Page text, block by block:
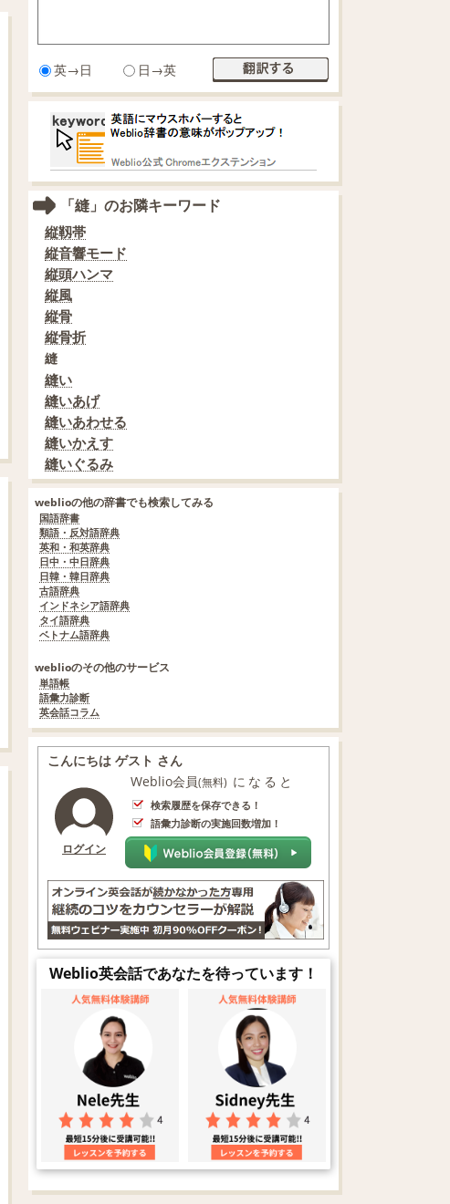
英→日 日→英
「縫」のお隣キーワード
縦靱帯
縦音響モード
縦頭ハンマ
縦風
縦骨
縦骨折
縫
縫い
縫いあげ
縫いあわせる
縫いかえす
縫いぐるみ
weblioの他の辞書でも検索してみる
国語辞書
類語・反対語辞典
英和・和英辞典
日中・中日辞典
日韓・韓日辞典
古語辞典
インドネシア語辞典
タイ語辞典
ベトナム語辞典
weblioのその他のサービス
単語帳
語彙力診断
英会話コラム
こんにちは ゲスト さん
ログイン
Weblio会員(無料) になると
検索履歴を保存できる！
語彙力診断の実施回数増加！
Weblio英会話であなたを待っています！